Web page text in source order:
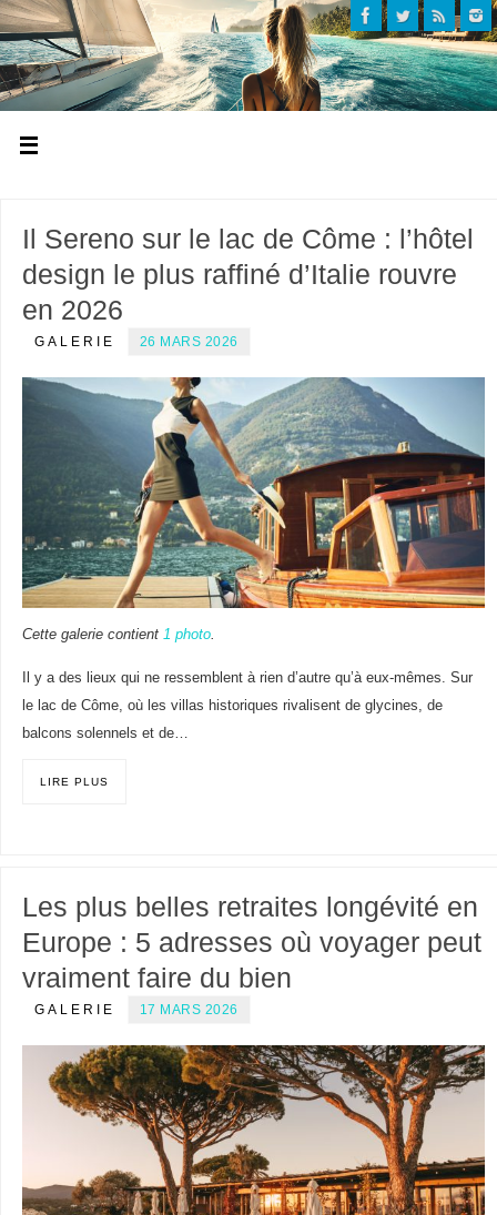
Il Sereno sur le lac de Côme : l’hôtel
design le plus raffiné d’Italie rouvre
en 2026
GALERIE 26 MARS 2026
Cette galerie contient 1 photo.
Il y a des lieux qui ne ressemblent à rien d’autre qu’à eux-mêmes. Sur
le lac de Côme, où les villas historiques rivalisent de glycines, de
balcons solennels et de…
LIRE PLUS
Les plus belles retraites longévité en
Europe : 5 adresses où voyager peut
vraiment faire du bien
GALERIE 17 MARS 2026